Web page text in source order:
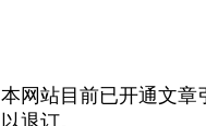
本网站目前已开通文章
以退订。